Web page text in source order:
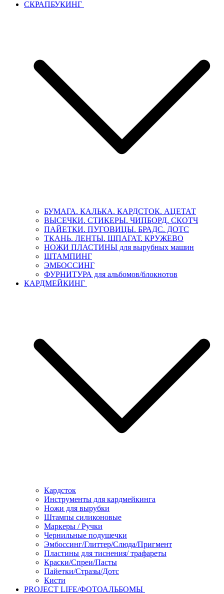
СКРАПБУКИНГ
БУМАГА. КАЛЬКА. КАРДСТОК. АЦЕТАТ
ВЫСЕЧКИ. СТИКЕРЫ. ЧИПБОРД. СКОТЧ
ПАЙЕТКИ. ПУГОВИЦЫ. БРАДС. ДОТС
ТКАНЬ. ЛЕНТЫ. ШПАГАТ. КРУЖЕВО
НОЖИ ПЛАСТИНЫ для вырубных машин
ШТАМПИНГ
ЭМБОССИНГ
ФУРНИТУРА для альбомов/блокнотов
КАРДМЕЙКИНГ
Кардсток
Инструменты для кардмейкинга
Ножи для вырубки
Штампы силиконовые
Маркеры / Ручки
Чернильные подушечки
Эмбоссинг/Глиттер/Слюда/Пригмент
Пластины для тиснения/ трафареты
Краски/Спреи/Пасты
Пайетки/Стразы/Дотс
Кисти
PROJECT LIFE/ФОТОАЛЬБОМЫ